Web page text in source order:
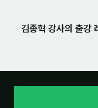
김종혁 강사의 출강